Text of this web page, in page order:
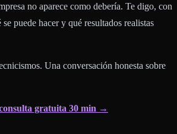
no aparece como debería. Te digo, con
puede hacer y qué resultados realistas
Una conversación honesta sobre
gratuita 30 min →